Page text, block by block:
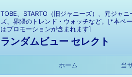
TOBE、STARTO（旧ジャニーズ）、元ジャニ
ズ、界隈のトレンド・ウォッチなど。[*本ペ
はプロモーションが含まれます]
ランダムビュー セレクト
ホーム 当